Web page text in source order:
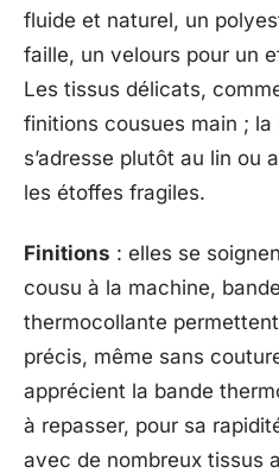
fluide et naturel, un
faille, un velours pour un
Les tissus délicats,
finitions cousues main ;
s’adresse plutôt au lin ou
les étoffes fragiles.
Finitions : elles se
cousu à la machine,
thermocollante
précis, même sans
apprécient la bande
à repasser, pour sa
avec de nombreux tissus